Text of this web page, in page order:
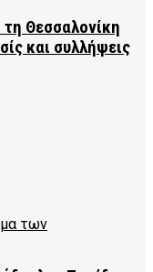
Θεσσαλονίκη
και συλλήψεις